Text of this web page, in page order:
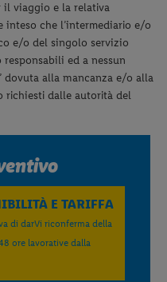
il viaggio e la relativa
inteso che l’intermediario e/o
e/o del singolo servizio
ed a nessun
alla mancanza e/o alla
richiesti dalle autorità del
E TARIFFA
di darVi riconferma della
ore lavorative dalla